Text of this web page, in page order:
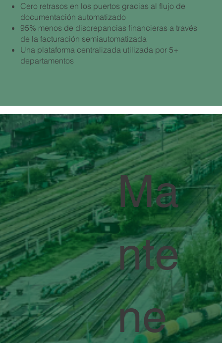
Ma
nte
ne
Cero retrasos en los puertos gracias al flujo de
documentación automatizado
95% menos de discrepancias financieras a través
de la facturación semiautomatizada
Una plataforma centralizada utilizada por 5+
departamentos